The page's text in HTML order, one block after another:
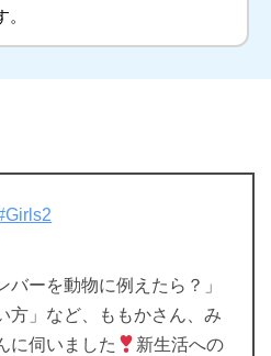
バーを動物に例えたら？」
方」など、ももかさん、み
に伺いました
新生活への